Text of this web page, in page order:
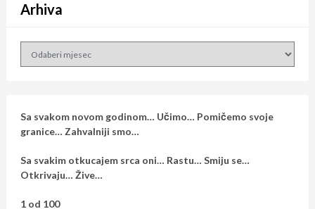
Arhiva
Sa svakom novom godinom… Učimo… Pomičemo svoje
granice… Zahvalniji smo…
Sa svakim otkucajem srca oni… Rastu… Smiju se…
Otkrivaju… Žive…
1 od 100